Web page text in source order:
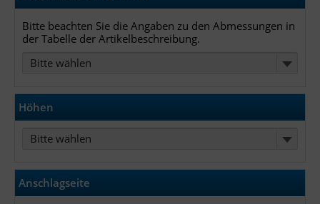
Bitte beachten Sie die Angaben zu den Abmessungen in
der Tabelle der Artikelbeschreibung.
Bitte wählen
Höhen
Bitte wählen
Anschlagseite